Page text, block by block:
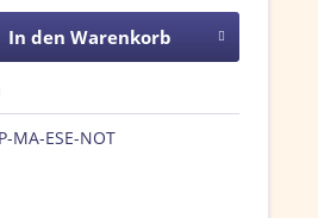
In den Warenkorb
MA-ESE-NOT